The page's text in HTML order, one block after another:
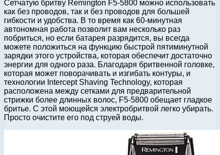
Сетчатую бритву Remington F5-5800 можно использовать
как без проводов, так и без проводов для большей
гибкости и удобства. В то время как 60-минутная
автономная работа позволит вам несколько раз
побриться, но если батарея разрядится, вы всегда
можете положиться на функцию быстрой пятиминутной
зарядки этого устройства, которая обеспечит достаточно
энергии для одного раза. Благодаря бритвенной головке,
которая может поворачивать и изгибать контуры, и
технологии Intercept Shaving Technology, которая
расположена между сетками для предварительной
стрижки более длинных волос, F5-5800 обещает гладкое
бритье. С этой моющейся электробритвой легко убирать.
Просто очистите его под струей воды.